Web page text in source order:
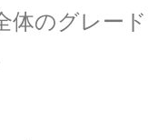
体のグレード